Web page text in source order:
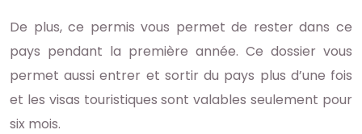
De plus, ce permis vous permet de rester dans ce
pays pendant la première année. Ce dossier vous
permet aussi entrer et sortir du pays plus d’une fois
et les visas touristiques sont valables seulement pour
six mois.